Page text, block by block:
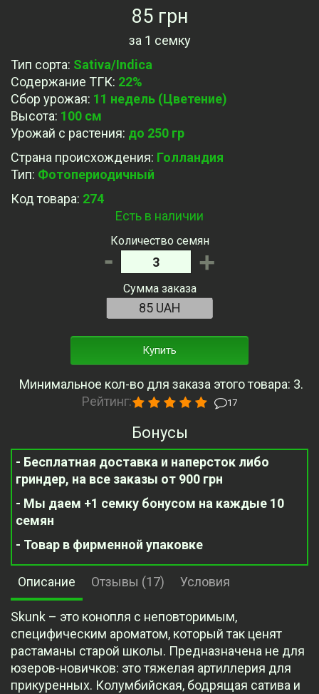
85 грн
за 1 семку
Тип сорта: Sativa/Indica
Содержание ТГК: 22%
Сбор урожая: 11 недель (Цветение)
Высота: 100 см
Урожай с растения: до 250 гр
Страна происхождения: Голландия
Тип: Фотопериодичный
Код товара: 274
Есть в наличии
Количество семян
- +
Сумма заказа
Купить
Минимальное кол-во для заказа этого товара: 3.
Рейтинг:
17
Бонусы
- Бесплатная доставка и наперсток либо
гриндер, на все заказы от 900 грн
- Мы даем +1 семку бонусом на каждые 10
семян
- Товар в фирменной упаковке
Описание Отзывы (17) Условия
Skunk – это конопля с неповторимым,
специфическим ароматом, который так ценят
растаманы старой школы. Предназначена не для
юзеров-новичков: это тяжелая артиллерия для
прикуренных. Колумбийская, бодрящая сатива и